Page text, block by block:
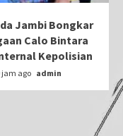
Jambi Bongkar
Calo Bintara
Kepolisian
jam ago admin